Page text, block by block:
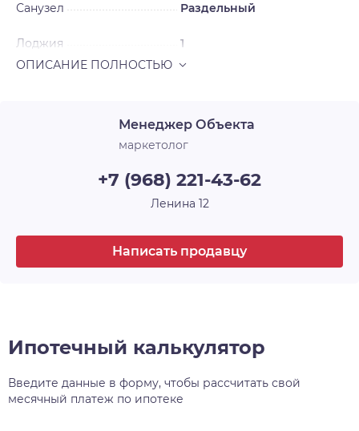
инфраструктуры. В целом, район застройки уже
как данный район находится в развитой части
Новосибирска. Особое внимание застройщик
два детских сада и общеобразовательная школа
. Расположенный в районе с хорошей и
важнейших транспортных развязок, рядом с
Димитровским мостом и аквапарком
интересным предложением на рынке
недвижимости Новосибирска.
Санузел Раздельный
Лоджия 1
Менеджер Объекта
маркетолог
+7 (968) 221-43-62
Ленина 12
Написать продавцу
Ипотечный калькулятор
Введите данные в форму, чтобы рассчитать свой
месячный платеж по ипотеке